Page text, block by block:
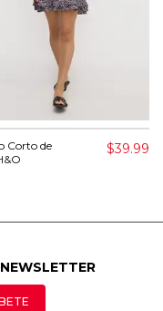
Corto de
$39.99